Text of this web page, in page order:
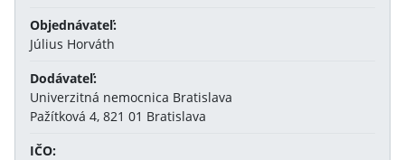
Objednávateľ:
Július Horváth
Dodávateľ:
Univerzitná nemocnica Bratislava
Pažítková 4, 821 01 Bratislava
IČO: